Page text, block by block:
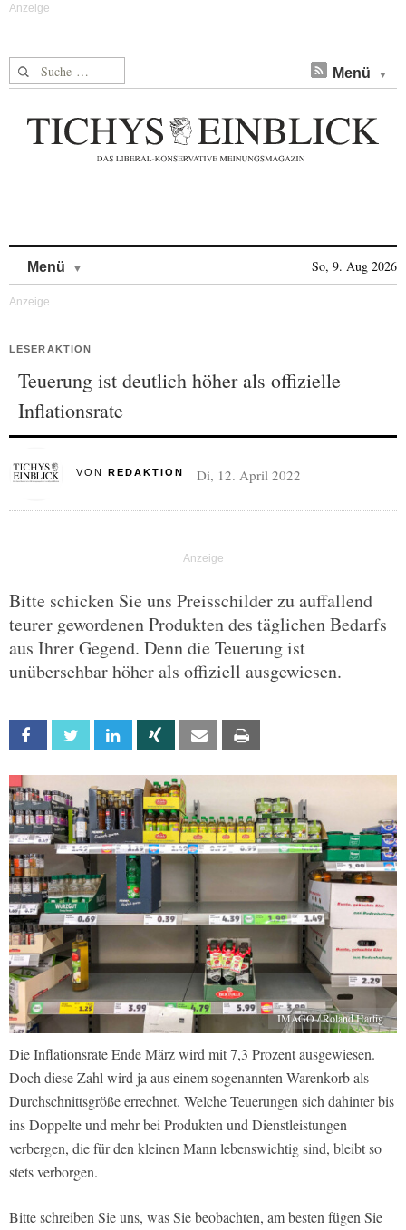
Suche nach: Menü
Menü So, 9. Aug 2026
LESERAKTION
Teuerung ist deutlich höher als offizielle
Inflationsrate
VON REDAKTION Di, 12. April 2022
Bitte schicken Sie uns Preisschilder zu auffallend
teurer gewordenen Produkten des täglichen Bedarfs
aus Ihrer Gegend. Denn die Teuerung ist
unübersehbar höher als offiziell ausgewiesen.
Facebook Twitter Linkedin Xing Email
IMAGO / Roland Hartig
Die Inflationsrate Ende März wird mit 7,3 Prozent ausgewiesen.
Doch diese Zahl wird ja aus einem sogenannten Warenkorb als
Durchschnittsgröße errechnet. Welche Teuerungen sich dahinter bis
ins Doppelte und mehr bei Produkten und Dienstleistungen
verbergen, die für den kleinen Mann lebenswichtig sind, bleibt so
stets verborgen.
Bitte schreiben Sie uns, was Sie beobachten, am besten fügen Sie